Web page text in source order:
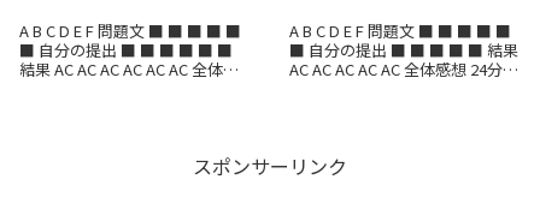
A B C D E F 問題文 ■ ■ ■ ■ ■
■ 自分の提出 ■ ■ ■ ■ ■ ■
結果 AC AC AC AC AC AC 全体感
A B C D E F 問題文 ■ ■ ■ ■ ■
■ 自分の提出 ■ ■ ■ ■ ■ 結果
AC AC AC AC AC 全体感想 24分5
スポンサーリンク